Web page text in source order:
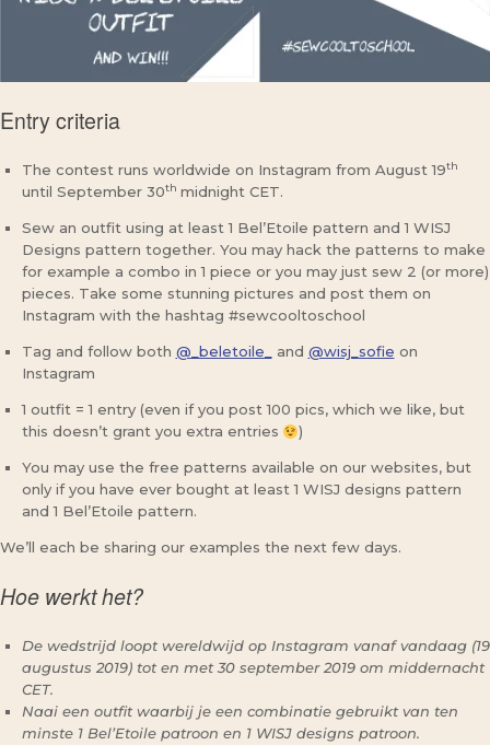
Entry criteria
The contest runs worldwide on Instagram from August 19th
until September 30th midnight CET.
Sew an outfit using at least 1 Bel’Etoile pattern and 1 WISJ
Designs pattern together. You may hack the patterns to make
for example a combo in 1 piece or you may just sew 2 (or more)
pieces. Take some stunning pictures and post them on
Instagram with the hashtag #sewcooltoschool
Tag and follow both @_beletoile_ and @wisj_sofie on
Instagram
1 outfit = 1 entry (even if you post 100 pics, which we like, but
this doesn’t grant you extra entries
)
You may use the free patterns available on our websites, but
only if you have ever bought at least 1 WISJ designs pattern
and 1 Bel’Etoile pattern.
We’ll each be sharing our examples the next few days.
Hoe werkt het?
De wedstrijd loopt wereldwijd op Instagram vanaf vandaag (19
augustus 2019) tot en met 30 september 2019 om middernacht
CET.
Naai een outfit waarbij je een combinatie gebruikt van ten
minste 1 Bel’Etoile patroon en 1 WISJ designs patroon.